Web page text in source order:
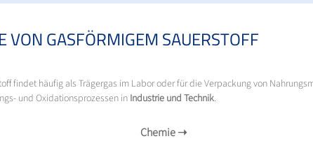
VON GASFÖRMIGEM SAUERSTOFF
findet häufig als Trägergas im Labor oder für die Verpackung von
und Oxidationsprozessen in Industrie und Technik.
Chemie➝